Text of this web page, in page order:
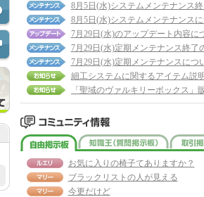
8月5日(水)システムメンテナンス
8月5日(水)システムメンテナンス
7月29日(水)のアップデート内容に
7月29日(水)定期メンテナンス終了
7月29日(水)定期メンテナンスにつ
細工システムに関するアイテム説
自由掲示板 知識
お気に入りの椅子てありますか？
ブラックリストの人が見える
今更だけど